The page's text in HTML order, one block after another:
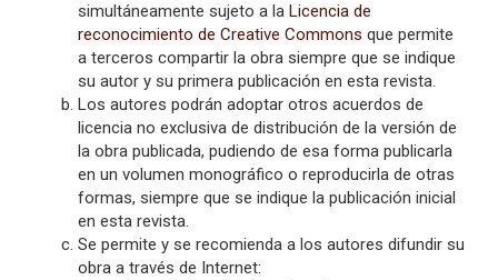
simultáneamente sujeto a la Licencia de
reconocimiento de Creative Commons que permite
a terceros compartir la obra siempre que se indique
su autor y su primera publicación en esta revista.
Los autores podrán adoptar otros acuerdos de
licencia no exclusiva de distribución de la versión de
la obra publicada, pudiendo de esa forma publicarla
en un volumen monográfico o reproducirla de otras
formas, siempre que se indique la publicación inicial
en esta revista.
Se permite y se recomienda a los autores difundir su
obra a través de Internet: